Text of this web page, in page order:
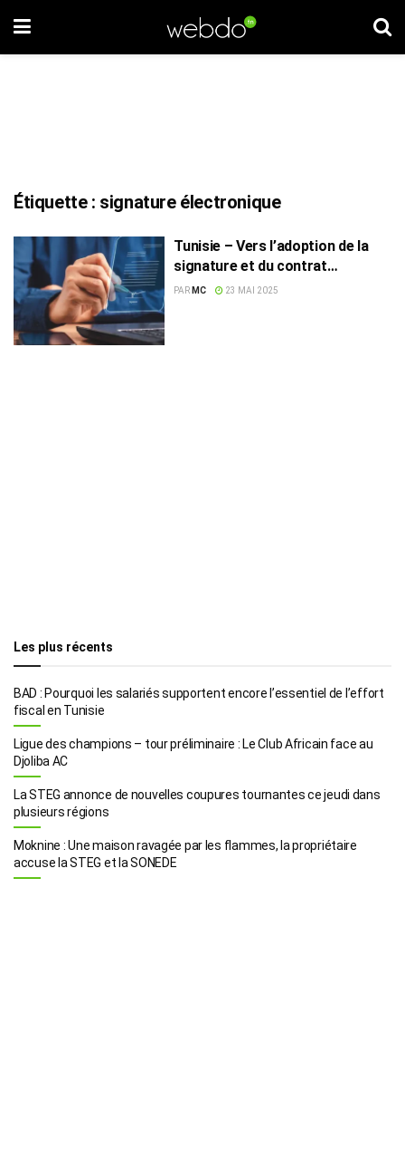
Étiquette : signature électronique
Tunisie – Vers l’adoption de la
signature et du contrat
électroniques dans le registre
PAR MC 23 MAI 2025
Les plus récents
BAD : Pourquoi les salariés supportent encore l’essentiel de l’effort
fiscal en Tunisie
Ligue des champions – tour préliminaire : Le Club Africain face au
Djoliba AC
La STEG annonce de nouvelles coupures tournantes ce jeudi dans
plusieurs régions
Moknine : Une maison ravagée par les flammes, la propriétaire
accuse la STEG et la SONEDE